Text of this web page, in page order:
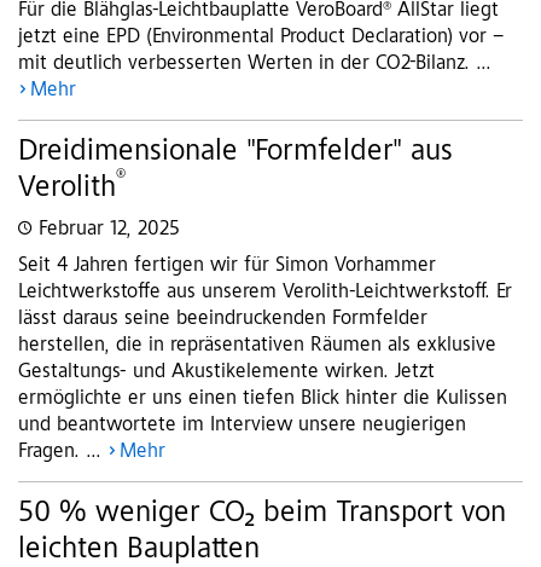
Für die Blähglas-Leichtbauplatte VeroBoard® AllStar liegt
jetzt eine EPD (Environmental Product Declaration) vor –
mit deutlich verbesserten Werten in der CO2-Bilanz. ...
Mehr
Dreidimensionale "Formfelder" aus
Verolith®
Februar 12, 2025
Seit 4 Jahren fertigen wir für Simon Vorhammer
Leichtwerkstoffe aus unserem Verolith-Leichtwerkstoff. Er
lässt daraus seine beeindruckenden Formfelder
herstellen, die in repräsentativen Räumen als exklusive
Gestaltungs- und Akustikelemente wirken. Jetzt
ermöglichte er uns einen tiefen Blick hinter die Kulissen
und beantwortete im Interview unsere neugierigen
Fragen. ...
Mehr
50 % weniger CO₂ beim Transport von
leichten Bauplatten